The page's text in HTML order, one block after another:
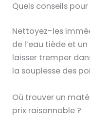
Quels conseils
Nettoyez-les
de l’eau tiède et
laisser tremper
la souplesse des
Où trouver un
prix raisonnable ?